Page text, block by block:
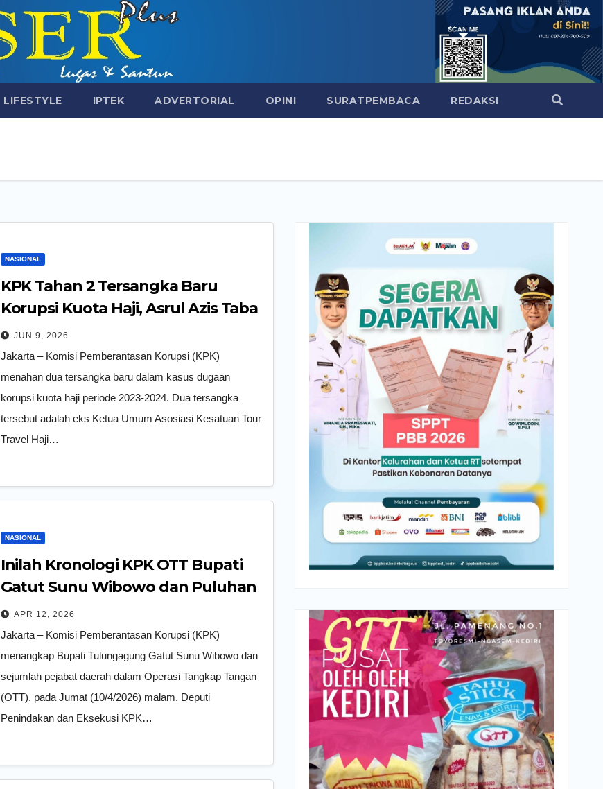
LIFESTYLE IPTEK ADVERTORIAL OPINI SURATPEMBACA REDAKSI
NASIONAL
KPK Tahan 2 Tersangka Baru
Korupsi Kuota Haji, Asrul Azis Taba
dan Ismail Idham
JUN 9, 2026
Jakarta – Komisi Pemberantasan Korupsi (KPK)
menahan dua tersangka baru dalam kasus dugaan
korupsi kuota haji periode 2023-2024. Dua tersangka
tersebut adalah eks Ketua Umum Asosiasi Kesatuan Tour
Travel Haji…
NASIONAL
Inilah Kronologi KPK OTT Bupati
Gatut Sunu Wibowo dan Puluhan
Pejabat Tulungagung
APR 12, 2026
Jakarta – Komisi Pemberantasan Korupsi (KPK)
menangkap Bupati Tulungagung Gatut Sunu Wibowo dan
sejumlah pejabat daerah dalam Operasi Tangkap Tangan
(OTT), pada Jumat (10/4/2026) malam. Deputi
Penindakan dan Eksekusi KPK…